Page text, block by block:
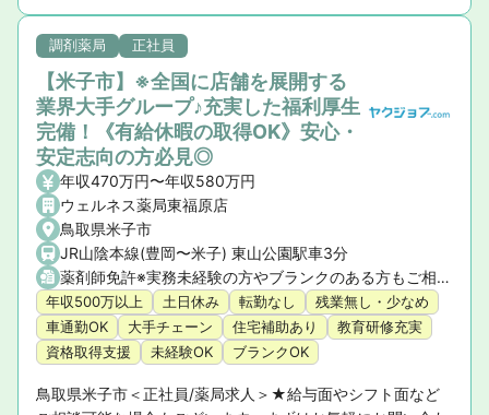
調剤薬局 正社員
【米子市】※全国に店舗を展開する
業界大手グループ♪充実した福利厚生
完備！《有給休暇の取得OK》安心・
安定志向の方必見◎
年収470万円〜年収580万円
ウェルネス薬局東福原店
鳥取県米子市
JR山陰本線(豊岡〜米子) 東山公園駅車3分
薬剤師免許※実務未経験の方やブランクのある方もご相談ください。
年収500万以上 土日休み 転勤なし
残業無し・少なめ
車通勤OK
大手チェーン 住宅補助あり
教育研修充実
資格取得支援
未経験OK ブランクOK
鳥取県米子市＜正社員/薬局求人＞★給与面やシフト面など